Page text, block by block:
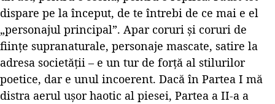
dispare pe la început, de te întrebi de ce mai e el
„personajul principal”. Apar coruri și coruri de
ființe supranaturale, personaje mascate, satire la
adresa societății – e un tur de forță al stilurilor
poetice, dar e unul incoerent. Dacă în Partea I mă
distra aerul ușor haotic al piesei, Partea a II-a a